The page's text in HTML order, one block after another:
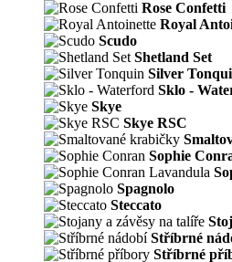
Rose Confetti
Royal
Scudo
Shetland Set
Silver
Sklo -
Skye
Skye RSC
Sophie
Spagnolo
Steccato
Stříbrné
Stříbrné